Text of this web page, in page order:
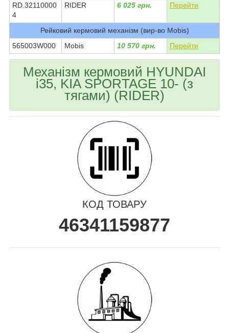
RD.32110000
4
RIDER 6 025 грн. Перейти
Рейковий кермовий механізм (вир-во Mobis)
565003W000
Mobis 10 570 грн. Перейти
Механізм кермовий HYUNDAI
i35, KIA SPORTAGE 10- (з
тягами) (RIDER)
КОД ТОВАРУ
46341159877